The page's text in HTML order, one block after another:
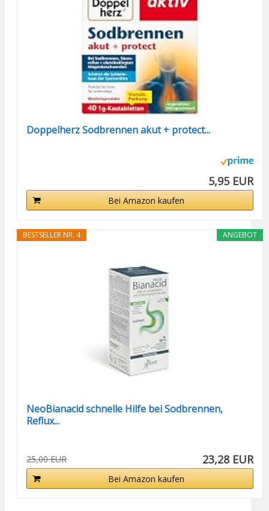
Doppelherz Sodbrennen akut + protect...
5,95 EUR
Bei Amazon kaufen
ANGEBOT
BESTSELLER NR. 4
NeoBianacid schnelle Hilfe bei Sodbrennen,
Reflux...
25,00 EUR 23,28 EUR
Bei Amazon kaufen